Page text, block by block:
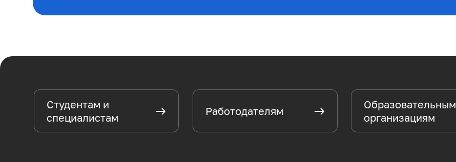
Студентам и
специалистам
Работодателям
Образовательным
организациям